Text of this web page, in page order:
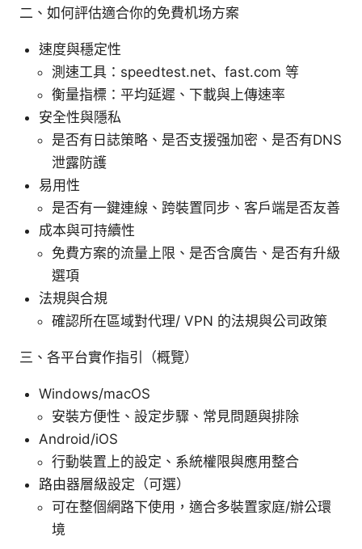
二、如何評估適合你的免費机场方案
速度與穩定性
測速工具：speedtest.net、fast.com 等
衡量指標：平均延遲、下載與上傳速率
安全性與隱私
是否有日誌策略、是否支援强加密、是否有DNS
泄露防護
易用性
是否有一鍵連線、跨裝置同步、客戶端是否友善
成本與可持續性
免費方案的流量上限、是否含廣告、是否有升級
選項
法規與合規
確認所在區域對代理/ VPN 的法規與公司政策
三、各平台實作指引（概覽）
Windows/macOS
安裝方便性、設定步驟、常見問題與排除
Android/iOS
行動裝置上的設定、系統權限與應用整合
路由器層級設定（可選）
可在整個網路下使用，適合多裝置家庭/辦公環
境